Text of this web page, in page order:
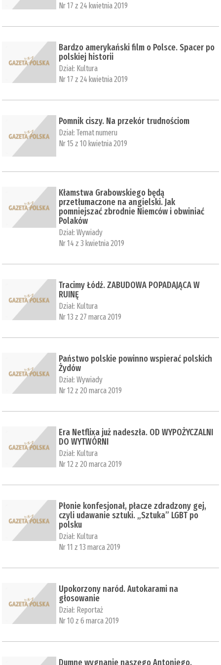
Nr 17 z 24 kwietnia 2019
Bardzo amerykański film o Polsce. Spacer po
polskiej historii
Dział: Kultura
Nr 17 z 24 kwietnia 2019
Pomnik ciszy. Na przekór trudnościom
Dział:Temat numeru
Nr 15 z 10 kwietnia 2019
Kłamstwa Grabowskiego będą
przetłumaczone na angielski. Jak
pomniejszać zbrodnie Niemców i obwiniać
Polaków
Dział:Wywiady
Nr 14 z 3 kwietnia 2019
Tracimy Łódź. ZABUDOWA POPADAJĄCA W
RUINĘ
Dział: Kultura
Nr 13 z 27 marca 2019
Państwo polskie powinno wspierać polskich
Żydów
Dział:Wywiady
Nr 12 z 20 marca 2019
Era Netflixa już nadeszła. OD WYPOŻYCZALNI
DO WYTWÓRNI
Dział: Kultura
Nr 12 z 20 marca 2019
Płonie konfesjonał, płacze zdradzony gej,
czyli udawanie sztuki. „Sztuka” LGBT po
polsku
Dział: Kultura
Nr 11 z 13 marca 2019
Upokorzony naród. Autokarami na
głosowanie
Dział: Reportaż
Nr 10 z 6 marca 2019
Dumne wygnanie naszego Antoniego.